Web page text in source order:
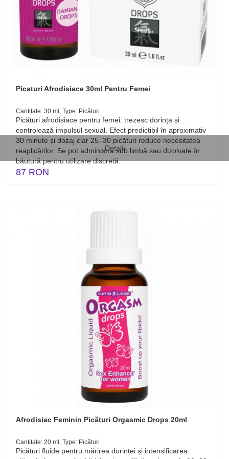
Detalii
Picaturi Afrodisiace 30ml Pentru Femei
Cantitate: 30 ml, Type: Picături
Picături afrodisiace pentru femei: trezesc dorința și
controlează impulsul sexual. Efect predictibil în aproximativ
30 minute și dozaj clar 25–30 picături reduce necesitatea
reaplicărilor. Se pot administra sub limbă sau dizolvate în
băutură pentru utilizare discretă.
87 RON
Afrodisiac Feminin Picături Orgasmic Drops 20ml
Cantitate: 20 ml, Type: Picături
Picături fluide pentru mărirea dorinței și intensificarea